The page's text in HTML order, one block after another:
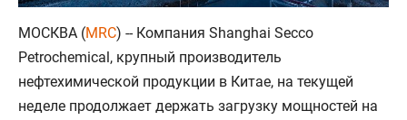
МОСКВА (MRC) -- Компания Shanghai Secco
Petrochemical, крупный производитель
нефтехимической продукции в Китае, на текущей
неделе продолжает держать загрузку мощностей на